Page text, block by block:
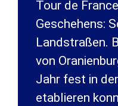
Tour de
Geschehens:
Landstraßen.
von
Jahr fest in
etablieren